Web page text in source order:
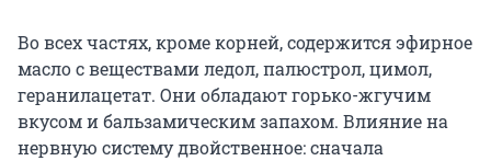
Во всех частях, кроме корней, содержится эфирное
масло с веществами ледол, палюстрол, цимол,
геранилацетат. Они обладают горько-жгучим
вкусом и бальзамическим запахом. Влияние на
нервную систему двойственное: сначала